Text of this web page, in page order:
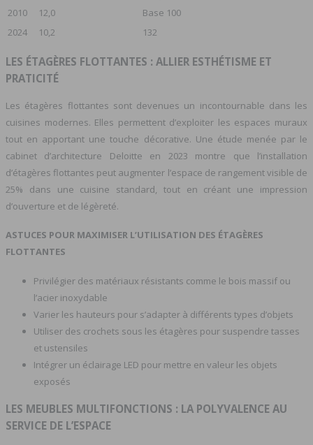
2010
12,0
Base 100
2024
10,2 132
LES ÉTAGÈRES FLOTTANTES : ALLIER ESTHÉTISME ET
PRATICITÉ
Les étagères flottantes sont devenues un incontournable dans les
cuisines modernes. Elles permettent d’exploiter les espaces muraux
tout en apportant une touche décorative. Une étude menée par le
cabinet d’architecture Deloitte en 2023 montre que l’installation
d’étagères flottantes peut augmenter l’espace de rangement visible de
25% dans une cuisine standard, tout en créant une impression
d’ouverture et de légèreté.
ASTUCES POUR MAXIMISER L’UTILISATION DES ÉTAGÈRES
FLOTTANTES
Privilégier des matériaux résistants comme le bois massif ou
l’acier inoxydable
Varier les hauteurs pour s’adapter à différents types d’objets
Utiliser des crochets sous les étagères pour suspendre tasses
et ustensiles
Intégrer un éclairage LED pour mettre en valeur les objets
exposés
LES MEUBLES MULTIFONCTIONS : LA POLYVALENCE AU
SERVICE DE L’ESPACE